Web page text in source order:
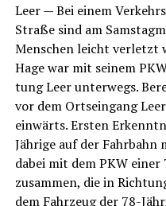
Leer — Bei einem
Stra­ße sind am
Men­schen leicht ver­letzt
Hage war mit sei­nem
tung Leer unter­wegs.
vor dem Orts­ein­gang
ein­wärts. Ers­ten
Jäh­ri­ge auf der Fahr­bahn
dabei mit dem PKW
zusam­men, die in
dem Fahr­zeug der 78-